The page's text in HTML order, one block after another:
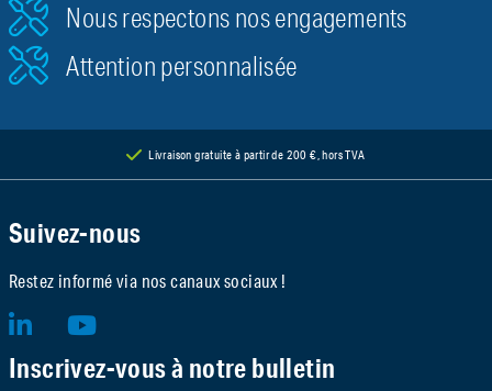
Nous respectons nos engagements
Attention personnalisée
Livraison gratuite à partir de 200 €, hors TVA
Suivez-nous
Restez informé via nos canaux sociaux !
Inscrivez-vous à notre bulletin